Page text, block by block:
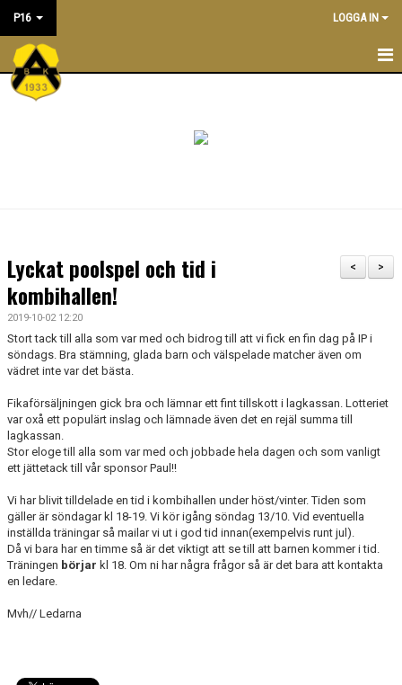
P16 LOGGA IN
P16
LEDARE
DOKUMENT
BILDGALLERI/ POOLSPELSREFERAT
ÖVERGÅNGSPOLICY
>
<
Lyckat poolspel och tid i
kombihallen!
2019-10-02 12:20
Stort tack till alla som var med och bidrog till att vi fick en fin dag på IP i
söndags. Bra stämning, glada barn och välspelade matcher även om
vädret inte var det bästa.
Fikaförsäljningen gick bra och lämnar ett fint tillskott i lagkassan. Lotteriet
var oxå ett populärt inslag och lämnade även det en rejäl summa till
lagkassan.
Stor eloge till alla som var med och jobbade hela dagen och som vanligt
ett jättetack till vår sponsor Paul!!
Vi har blivit tilldelade en tid i kombihallen under höst/vinter. Tiden som
gäller är söndagar kl 18-19. Vi kör igång söndag 13/10. Vid eventuella
inställda träningar så mailar vi ut i god tid innan(exempelvis runt jul).
Då vi bara har en timme så är det viktigt att se till att barnen kommer i tid.
Träningen börjar kl 18. Om ni har några frågor så är det bara att kontakta
en ledare.
Mvh// Ledarna